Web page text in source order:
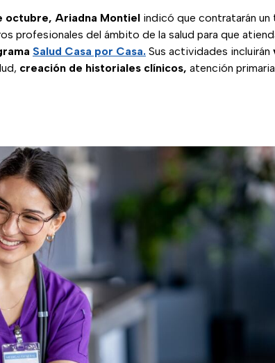
octubre, Ariadna Montiel indicó que contratarán
profesionales del ámbito de la salud para que
Salud Casa por Casa. Sus actividades incluirán
creación de historiales clínicos, atención